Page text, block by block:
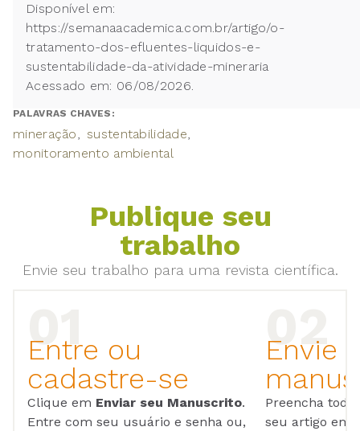
Disponível em:
https://semanaacademica.com.br/artigo/o-
tratamento-dos-efluentes-liquidos-e-
sustentabilidade-da-atividade-mineraria
Acessado em: 06/08/2026.
PALAVRAS CHAVES:
mineração
sustentabilidade
monitoramento ambiental
Publique seu
trabalho
Envie seu trabalho para uma revista científica.
Entre ou
cadastre-se
Clique em Enviar seu Manuscrito.
Entre com seu usuário e senha ou,
Envie
Preencha
seu artigo em